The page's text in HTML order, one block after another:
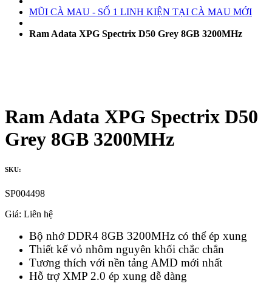
MŨI CÀ MAU - SỐ 1 LINH KIỆN TẠI CÀ MAU MỚI
Ram Adata XPG Spectrix D50 Grey 8GB 3200MHz
Ram Adata XPG Spectrix D50
Grey 8GB 3200MHz
SKU:
SP004498
Giá: Liên hệ
Bộ nhớ DDR4 8GB 3200MHz có thể ép xung
Thiết kế vỏ nhôm nguyên khối chắc chắn
Tương thích với nền tảng AMD mới nhất
Hỗ trợ XMP 2.0 ép xung dễ dàng